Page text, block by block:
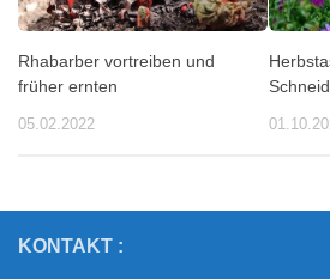
Rhabarber vortreiben und
früher ernten
05.02.2022
KONTAKT :